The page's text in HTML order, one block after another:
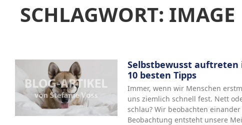
SCHLAGWORT: IMAGE
Selbstbewusst auftreten
10 besten Tipps
Immer, wenn wir Menschen
uns ziemlich schnell fest. Nett
schlau? Wir beobachten
Beobachtung entsteht unsere